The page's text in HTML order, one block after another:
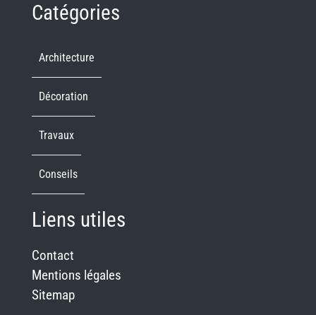
Catégories
Architecture
Décoration
Travaux
Conseils
Liens utiles
Contact
Mentions légales
Sitemap